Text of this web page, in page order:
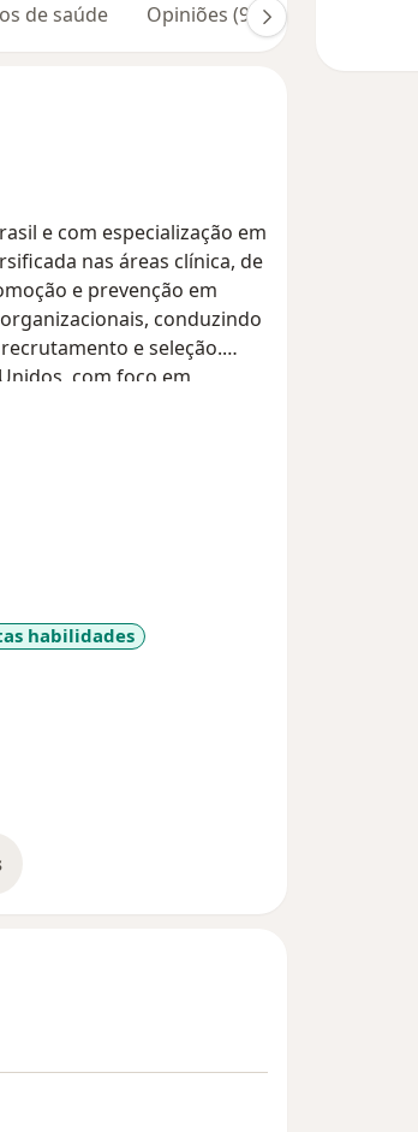
de saúde Opiniões (9)
e com especialização em
nas áreas clínica, de
e prevenção em
conduzindo
e seleção.
com foco em
em inglês. Fluente em
em espanhol e básicos
habilidades